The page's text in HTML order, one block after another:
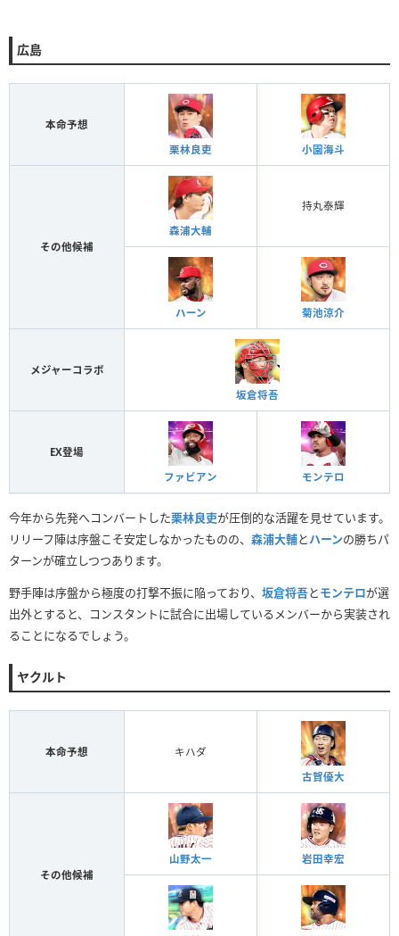
広島
本命予想
栗林良吏
小園海斗
その他候補
森浦大輔
持丸泰輝
ハーン 菊池涼介
メジャーコラボ
坂倉将吾
EX登場
ファビアン
モンテロ
今年から先発へコンバートした栗林良吏が圧倒的な活躍を見せています。
リリーフ陣は序盤こそ安定しなかったものの、 森浦大輔とハーンの勝ちパ
ターンが確立しつつあります。
野手陣は序盤から極度の打撃不振に陥っており、 坂倉将吾とモンテロが選
出外とすると、コンスタントに試合に出場しているメンバーから実装され
ることになるでしょう。
ヤクルト
本命予想
キハダ
古賀優大
その他候補
山野太一 岩田幸宏